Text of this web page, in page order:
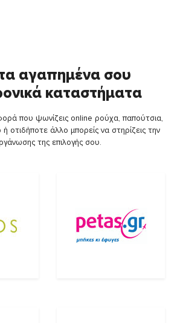
αγαπημένα σου
καταστήματα
που ψωνίζεις online ρούχα, παπούτσια,
ή οτιδήποτε άλλο μπορείς να στηρίζεις την
της επιλογής σου.